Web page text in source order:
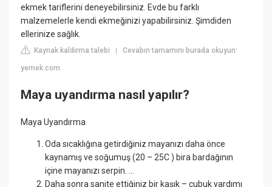
ekmek tariflerini deneyebilirsiniz. Evde bu farklı
malzemelerle kendi ekmeğinizi yapabilirsiniz. Şimdiden
ellerinize sağlık.
Kaynak kaldırma talebi |Cevabın tamamını burada okuyun:
yemek.com
Maya uyandırma nasıl yapılır?
Maya Uyandırma
Oda sıcaklığına getirdiğiniz mayanızı daha önce
kaynamış ve soğumuş (20 – 25C ) bira bardağının
içine mayanızı serpin. ...
Daha sonra sanite ettiğiniz bir kaşık – çubuk yardımı